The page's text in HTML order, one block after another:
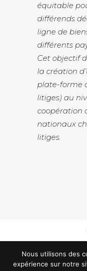
équitable
différends
ligne de
différents
Cet objectif
la création
plate-forme
litiges) au
coopération
nationaux
litiges.
Nous utilisons des
expérience sur notre